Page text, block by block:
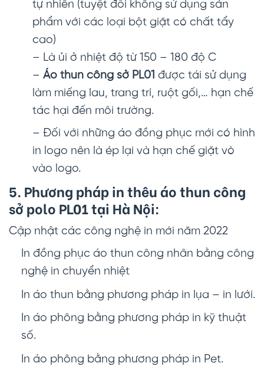
tự nhiên (tuyệt đối không sử dụng sản
phẩm với các loại bột giặt có chất tẩy
cao)
– Là ủi ở nhiệt độ từ 150 – 180 độ C
– Áo thun công sở PL01 được tái sử dụng
làm miếng lau, trang trí, ruột gối,… hạn chế
tác hại đến môi trường.
– Đối với những áo đồng phục mới có hình
in logo nên là ép lại và hạn chế giặt vò
vào logo.
5. Phương pháp in thêuáo thun công
sở polo PL01 tại Hà Nội:
Cập nhật các công nghệ in mới năm 2022
In đồng phục áo thun công nhân bằng công
nghệ in chuyển nhiệt
In áo thun bằng phương pháp in lụa – in lưới.
In áo phông bằng phương pháp in kỹ thuật
số.
In áo phông bằng phương pháp in Pet.